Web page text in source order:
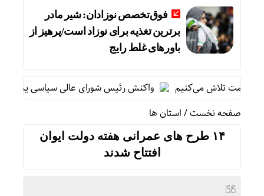
فوق‌تخصص نوزادان: شیر مادر
برترین تغذیه برای نوزاد است/پرهیز از
باورهای غلط رایج
تلاش می‌کنیم
واکنش رئیس شورای عالی سیاسی یمن به
صفحه نخست/استان ها
۱۴ طرح های عمرانی هفته دولت ایوان
افتتاح شدند